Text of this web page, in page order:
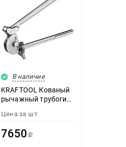
В наличие
KRAFTOOL Кованый
рычажный трубогиб
стали (23508-12)
Цена за шт
7650 Р